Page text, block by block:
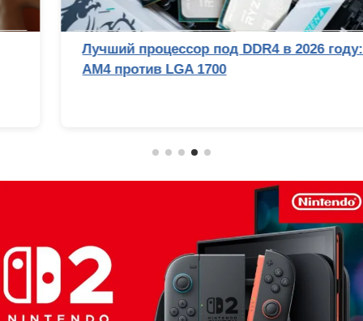
Лучший процессор под DDR4 в 2026 году:
AM4 против LGA 1700